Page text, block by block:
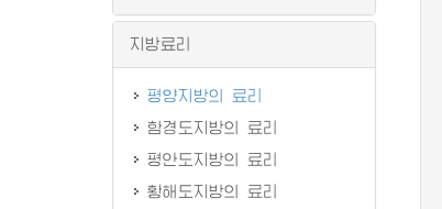
지방료리
평양지방의 료리
함경도지방의 료리
평안도지방의 료리
황해도지방의 료리